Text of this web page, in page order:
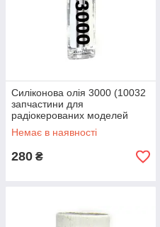
Силіконова олія 3000 (10032
запчастини для
радіокерованих моделей
Himoto)
Немає в наявності
280 ₴